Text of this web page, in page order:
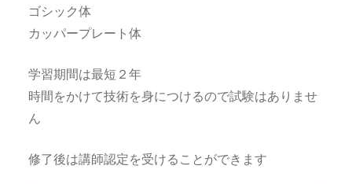
ゴシック体
カッパープレート体
学習期間は最短２年
時間をかけて技術を身につけるので試験はありませ
ん
修了後は講師認定を受けることができます